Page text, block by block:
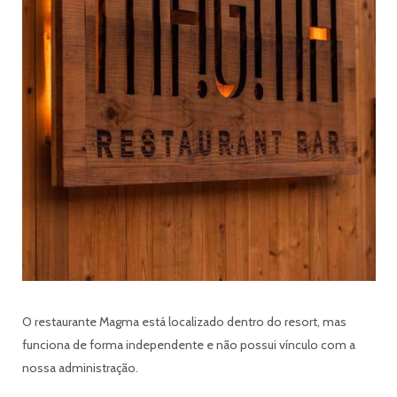
O restaurante Magma está localizado dentro do resort, mas
funciona de forma independente e não possui vínculo com a
nossa administração.